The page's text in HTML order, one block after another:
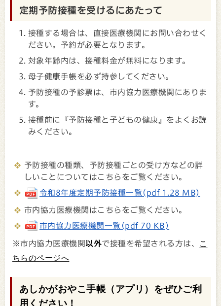
定期予防接種を受けるにあたって
接種する場合は、直接医療機関にお問い合わせく
ださい。予約が必要となります。
対象年齢内は、接種料金が無料になります。
母子健康手帳を必ず持参してください。
予防接種の予診票は、市内協力医療機関にありま
す。
接種前に『予防接種と子どもの健康』をよくお読
みください。
予防接種の種類、予防接種ごとの受け方などの詳
しいことについてはこちらをご覧ください。
令和8年度定期予防接種一覧(pdf 1.28 MB)
市内協力医療機関はこちらをご覧ください。
市内協力医療機関一覧(pdf 70 KB)
※市内協力医療機関以外で接種を希望される方は、
こ
ちらのページへ
あしかがおやこ手帳（アプリ）をぜひご利
用ください！